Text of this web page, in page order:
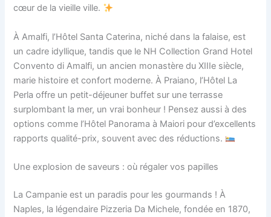
cœur de la vieille ville.
À Amalfi, l’Hôtel Santa Caterina, niché dans la falaise, est
un cadre idyllique, tandis que le NH Collection Grand Hotel
Convento di Amalfi, un ancien monastère du XIIIe siècle,
marie histoire et confort moderne. À Praiano, l’Hôtel La
Perla offre un petit-déjeuner buffet sur une terrasse
surplombant la mer, un vrai bonheur ! Pensez aussi à des
options comme l’Hôtel Panorama à Maiori pour d’excellents
rapports qualité-prix, souvent avec des réductions.
Une explosion de saveurs : où régaler vos papilles
La Campanie est un paradis pour les gourmands ! À
Naples, la légendaire Pizzeria Da Michele, fondée en 1870,